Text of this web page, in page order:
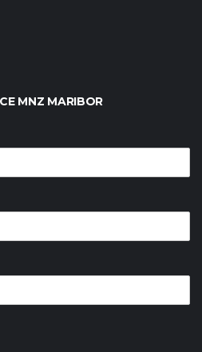
MNZ MARIBOR